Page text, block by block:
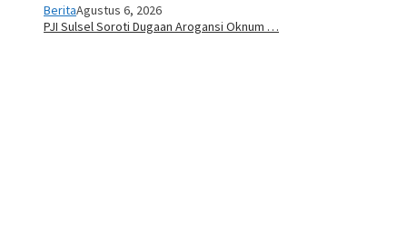
BeritaAgustus 6, 2026
PJI Sulsel Soroti Dugaan Arogansi Oknum …